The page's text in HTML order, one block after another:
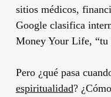
sitios médicos,
Google clasifica
Money Your Life, “tu
Pero ¿qué pasa
espiritualidad?